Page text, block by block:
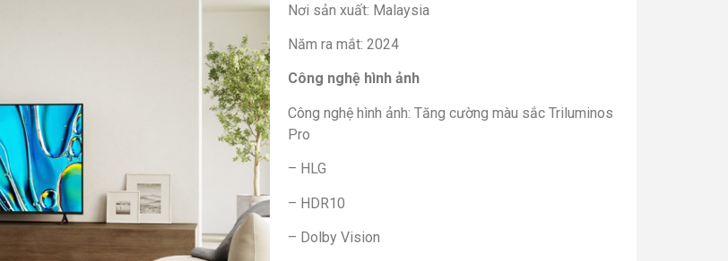
Nơi sản xuất: Malaysia
Năm ra mắt: 2024
Công nghệ hình ảnh
Công nghệ hình ảnh: Tăng cường màu sắc Triluminos
Pro
– HLG
– HDR10
– Dolby Vision